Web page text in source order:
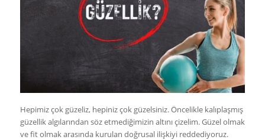
Hepimiz çok güzeliz, hepiniz çok güzelsiniz. Öncelikle kalıplaşmış
güzellik algılarından söz etmediğimizin altını çizelim. Güzel olmak
ve fit olmak arasında kurulan doğrusal ilişkiyi reddediyoruz.